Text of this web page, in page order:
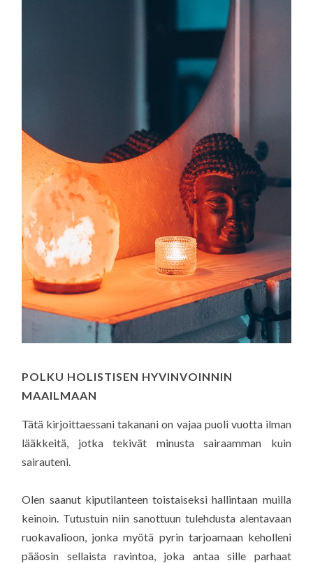
POLKU HOLISTISEN HYVINVOINNIN
MAAILMAAN
Tätä kirjoittaessani takanani on vajaa puoli vuotta ilman
lääkkeitä, jotka tekivät minusta sairaamman kuin
sairauteni.
Olen saanut kiputilanteen toistaiseksi hallintaan muilla
keinoin. Tutustuin niin sanottuun tulehdusta alentavaan
ruokavalioon, jonka myötä pyrin tarjoamaan keholleni
pääosin sellaista ravintoa, joka antaa sille parhaat